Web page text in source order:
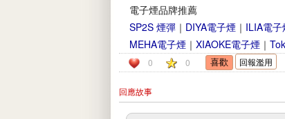
電子煙品牌推薦
SP2S 煙彈 ｜ DIYA電子煙 ｜ ILIA電子
MEHA電子煙 ｜ XIAOKE電子煙 ｜
0 0 回報濫用
回應故事